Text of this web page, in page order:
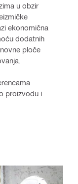
u obzir
ekonomična
dodatnih
ploče
proizvodu i